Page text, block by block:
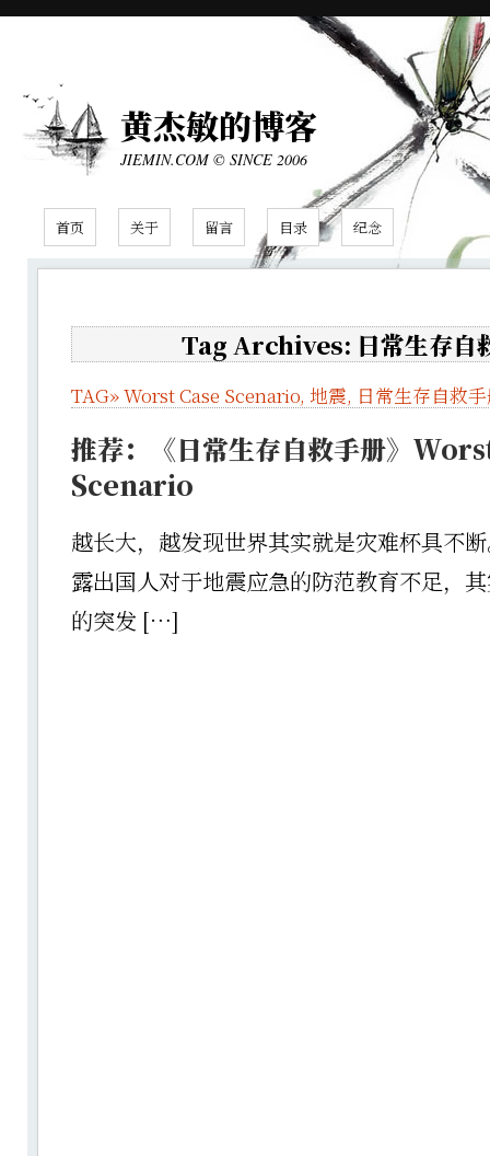
黄杰敏的博客
JIEMIN.COM © SINCE 2006
首页 关于 留言 目录 纪念
Tag Archives: 日常生存自
TAG»Worst Case Scenario, 地震, 日常生存自救
推荐：《日常生存自救手册》
Scenario
越长大，越发现世界其实就是灾难杯具不
露出国人对于地震应急的防范教育不足，
的突发 […]